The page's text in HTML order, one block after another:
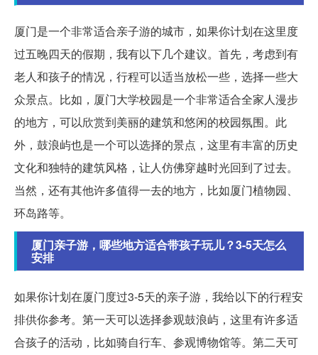
厦门是一个非常适合亲子游的城市，如果你计划在这里度
过五晚四天的假期，我有以下几个建议。首先，考虑到有
老人和孩子的情况，行程可以适当放松一些，选择一些大
众景点。比如，厦门大学校园是一个非常适合全家人漫步
的地方，可以欣赏到美丽的建筑和悠闲的校园氛围。此
外，鼓浪屿也是一个可以选择的景点，这里有丰富的历史
文化和独特的建筑风格，让人仿佛穿越时光回到了过去。
当然，还有其他许多值得一去的地方，比如厦门植物园、
环岛路等。
厦门亲子游，哪些地方适合带孩子玩儿？3-5天怎么
安排
如果你计划在厦门度过3-5天的亲子游，我给以下的行程安
排供你参考。第一天可以选择参观鼓浪屿，这里有许多适
合孩子的活动，比如骑自行车、参观博物馆等。第二天可